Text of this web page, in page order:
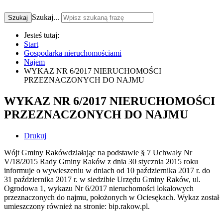
Szukaj Szukaj...
Jesteś tutaj:
Start
Gospodarka nieruchomościami
Najem
WYKAZ NR 6/2017 NIERUCHOMOŚCI
PRZEZNACZONYCH DO NAJMU
WYKAZ NR 6/2017 NIERUCHOMOŚCI
PRZEZNACZONYCH DO NAJMU
Drukuj
Wójt Gminy Rakówdziałając na podstawie § 7 Uchwały Nr
V/18/2015 Rady Gminy Raków z dnia 30 stycznia 2015 roku
informuje o wywieszeniu w dniach od 10 października 2017 r. do
31 października 2017 r. w siedzibie Urzędu Gminy Raków, ul.
Ogrodowa 1, wykazu Nr 6/2017 nieruchomości lokalowych
przeznaczonych do najmu, położonych w Ociesękach. Wykaz został
umieszczony również na stronie: bip.rakow.pl.